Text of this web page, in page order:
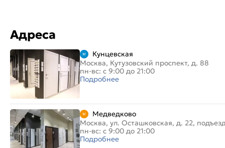
Адреса
Кунцевская
Москва, Кутузовский проспект, д. 88
пн-вс: с 9:00 до 21:00
Подробнее
Медведково
Москва, ул. Осташковская, д. 22,
пн-вс: с 9:00 до 21:00
Подробнее